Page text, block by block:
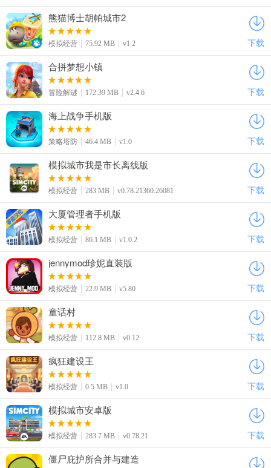
熊猫博士胡帕城市2
模拟经营 75.92 MB v1.2 下载
合拼梦想小镇
冒险解谜 172.39 MB v2.4.6 下载
海上战争手机版
策略塔防 46.4 MB v1.0 下载
模拟城市我是市长离线版
模拟经营 283 MB v0.78.21360.26081 下载
大厦管理者手机版
模拟经营 86.1 MB v1.0.2 下载
jennymod珍妮直装版
模拟经营 22.9 MB v5.80 下载
童话村
模拟经营 112.8 MB v0.12 下载
疯狂建设王
模拟经营 0.5 MB v1.0 下载
模拟城市安卓版
模拟经营 283.7 MB v0.78.21 下载
僵尸庇护所合并与建造